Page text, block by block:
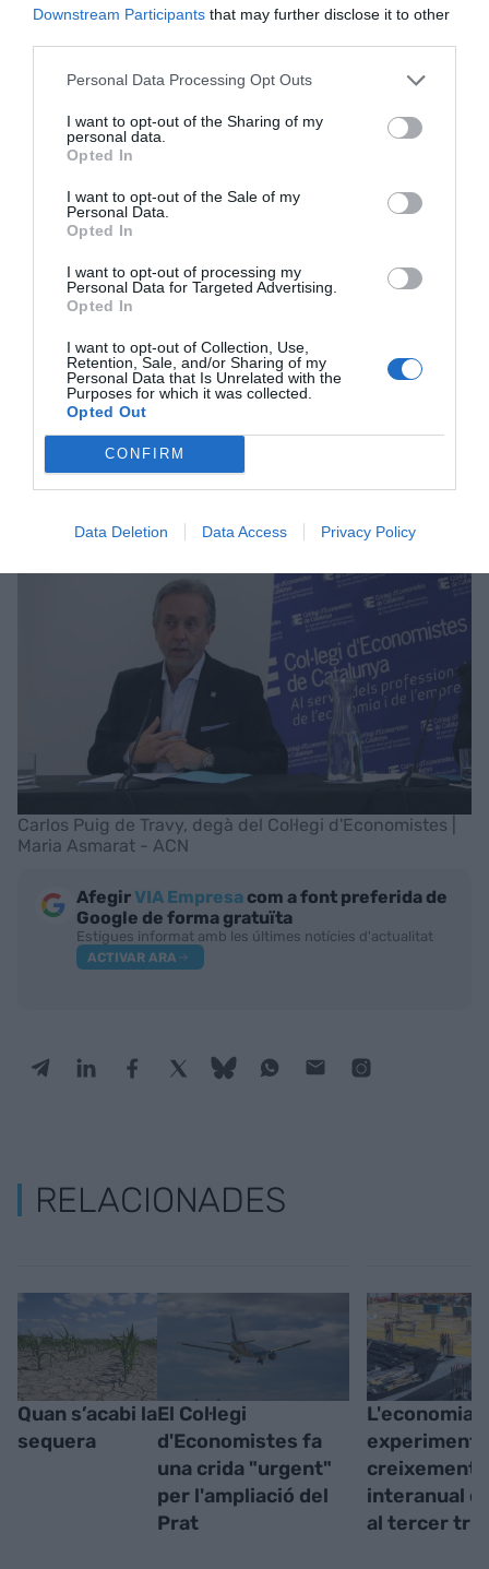
Downstream Participants that may further disclose it to other
Personal Data Processing Opt Outs
I want to opt-out of the Sharing of my
personal data.
Opted In
I want to opt-out of the Sale of my
Personal Data.
Opted In
I want to opt-out of processing my
Personal Data for Targeted Advertising.
Opted In
I want to opt-out of Collection, Use,
Retention, Sale, and/or Sharing of my
Personal Data that Is Unrelated with the
Purposes for which it was collected.
Opted Out
CONFIRM
Data Deletion Data Access Privacy Policy
de les exportacions totals de béns i serveis amb
l’estranger (2,4%). Des de l’òptica de l’oferta, es
mantenen les taxes de creixement positives als
serveis (2,8%), l’activitat en la construcció se situa
al 2,0% i la indústria creix un 1,2%. Finalment,
l’agricultura mostra una taxa negativa d’un 8,2%.
Comparativament, l’economia catalana creix al
tercer trimestre en termes interanuals tres
i creix dos punts i una dècima per sobre de la Unió
Europea. La variació intertrimestral del PIB a
Catalunya és d’un 0,1%, dues dècimes menys que
la taxa espanyola (0,3%) i una dècima més que la
taxa de la UE. Pel que fa al sector exterior, les
exportacions totals a l’estranger s’han
incrementat un 2,4% interanual, un punt per sota
del segon trimestre del 2023 (3,4%).
Carlos Puig de Travy, degà del Col·legi d'Economistes |
Maria Asmarat - ACN
AfegirVIA Empresa com a font preferida de
Google de forma gratuïta
Estigues informat amb les últimes notícies d'actualitat
ACTIVAR ARA
RELACIONADES
Quan s’acabi la
sequera
El Col·legi
d'Economistes fa
una crida "urgent"
per l'ampliació del
Prat
L'economia
creixement
interanual
al tercer